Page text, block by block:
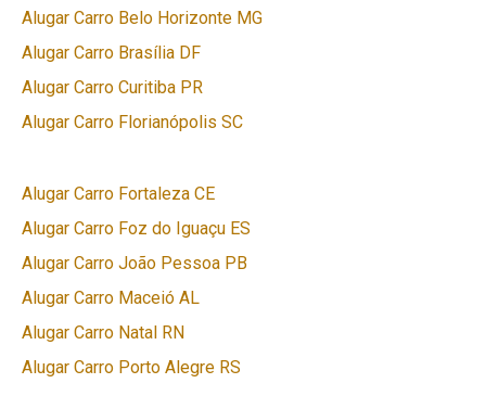
Alugar Carro Belo Horizonte MG
Alugar Carro Brasília DF
Alugar Carro Curitiba PR
Alugar Carro Florianópolis SC
Alugar Carro Fortaleza CE
Alugar Carro Foz do Iguaçu ES
Alugar Carro João Pessoa PB
Alugar Carro Maceió AL
Alugar Carro Natal RN
Alugar Carro Porto Alegre RS